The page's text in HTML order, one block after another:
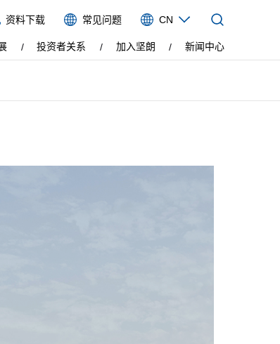
资料下载 常见问题
CN
EN
投资者关系 加入坚朗 新闻中心